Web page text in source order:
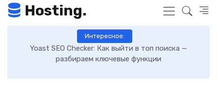
Hosting.
Интересное:
Yoast SEO Checker: Как выйти в топ поиска —
разбираем ключевые функции